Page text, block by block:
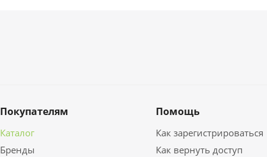
Покупателям
Каталог
Бренды
Помощь
Как зарегистрироваться
Как вернуть доступ